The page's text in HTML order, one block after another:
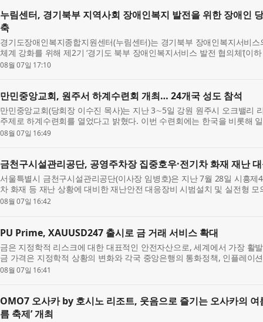
누림센터, 경기북부 지역사회 장애인복지 발전을 위한 장애인
축
경기도장애인복지종합지원센터(누림센터)는 경기북부 장애인복지서비
체계 강화를 위해 제2기 ‘경기도 북부 장애인복지서비스 발전 협의체’(이
체는 장애 당사자 위원의 참여를 확대하고...
08월 07일 17:10
만민중앙교회, 원주서 하계수련회 개최… 24개국 성도 참석
만민중앙교회(당회장 이수진 목사)는 지난 3∼5일 강원 원주시 오크밸리
주제로 하계수련회를 열었다고 밝혔다. 이번 수련회에는 한국을 비롯해
영국 등 24개국 성도가 참석했다. 이수...
08월 07일 16:49
금천구시설관리공단, 공영주차장 집중호우·전기차 화재 재난
서울특별시 금천구시설관리공단(이사장 임병호)은 지난 7월 28일 시흥
차 화재 등 재난 상황에 대비한 재난안전 대응장비 시범설치 및 실전형
주차장에서 발생할 수 있는 침수 및 전기차 ...
08월 07일 16:42
PU Prime, XAUUSD247 출시로 금 거래 서비스 확대
금은 지정학적 리스크에 대한 대표적인 안전자산으로, 세계에서 가장 활
금 가격은 지정학적 상황의 변화와 각국 중앙은행의 통화정책, 인플레이
반응하며 빠르게 움직이고 있다. 이에 투자...
08월 07일 16:41
OMO7 오사카 by 호시노 리조트, 웃음으로 즐기는 오사카의
름 축제’ 개최